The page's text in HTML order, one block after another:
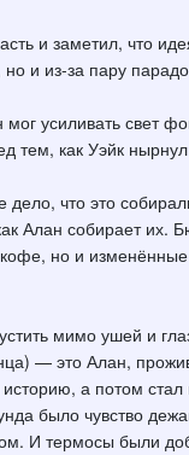
и заметил, что
и из-за пару
усиливать свет
тем, как Уэйк
что это
Алан собирает их.
но и
мимо ушей и
— это Алан,
а потом
было чувство
И термосы были